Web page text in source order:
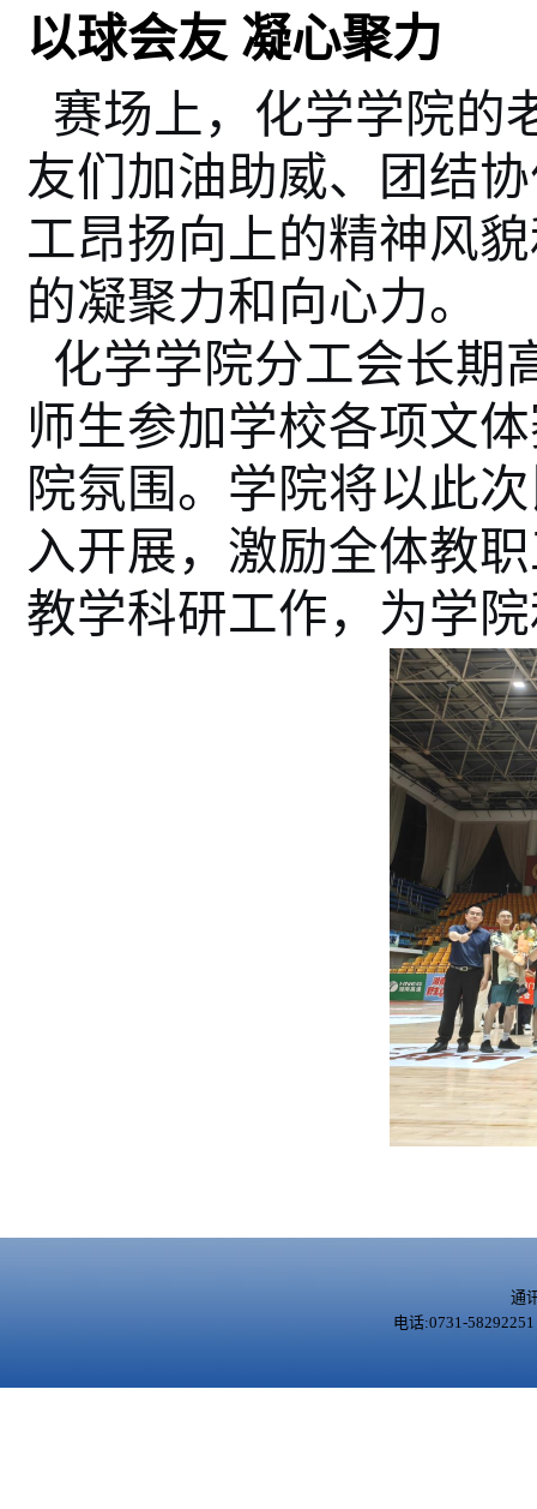
以球会友 凝心聚力
赛场上，化学学院的
友们加油助威、团结
工昂扬向上的精神风
的凝聚力和向心力。
化学学院分工会长期
师生参加学校各项文
院氛围。学院将以此
入开展，激励全体教
教学科研工作，为学
通
电话:0731-